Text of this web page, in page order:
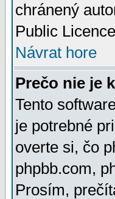
chránený
Public
Návrat hore
Prečo nie je
Tento
je potrebné
overte si, čo
phpbb.com,
Prosím,